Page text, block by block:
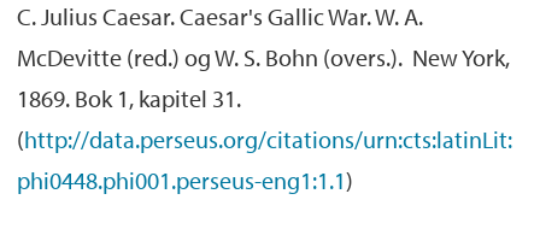
C. Julius Caesar. Caesar's Gallic War. W. A.
McDevitte (red.) og W. S. Bohn (overs.). New York,
1869. Bok 1, kapitel 31.
(http://data.perseus.org/citations/urn:cts:latinLit:
phi0448.phi001.perseus-eng1:1.1)